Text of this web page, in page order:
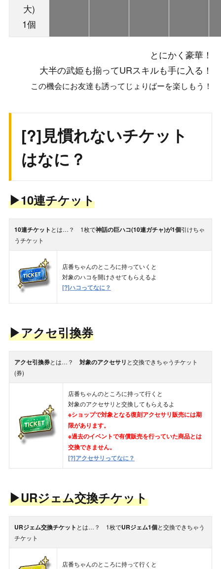
大)
1個
とにかく豪華！
大半の武姫も揃ってURスキルも手に入る！
この機会にお友達も誘ってじょりばーを楽しもう！
[?]見慣れないチケット
はなに？
▶10連チケット
10連チケット とは…？ 1枚で神話の巨ハコ(10連ガチャ)が1個引けちゃ
うチケット
店番ちゃんのところに持っていくと
対象のハコを開けさせてもらえるよ
[?]ハコってなに？
▶アクセ引換券
アクセ引換券とは…？ 対象のアクセサリ と交換できちゃうチケット
(券)
店番ちゃんのところに持って行くと
対象のアクセサリと交換してもらえるよ
※ショップで対象となる復刻アクセサリ販売には期
限があります。
※過去のイベントで有償販売を行っていた商品とは
交換できません。
[?]アクセサリってなに？
▶URジェム交換チケット
URジェム交換チケット とは…？ 1枚でURジェム1個と交換できちゃう
チケット
店番ちゃんのところに持って行くと